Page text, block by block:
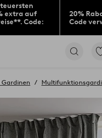
extra auf
Code:
20%
Code